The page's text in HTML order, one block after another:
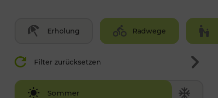
Erholung Radwege
Filter zurücksetzen
Sommer
Winter